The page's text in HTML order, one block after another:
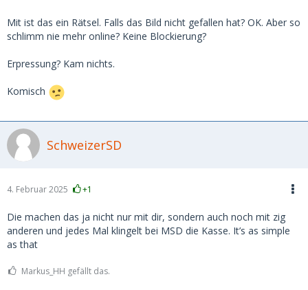
Mit ist das ein Rätsel. Falls das Bild nicht gefallen hat? OK. Aber so
schlimm nie mehr online? Keine Blockierung?
Erpressung? Kam nichts.
Komisch
SchweizerSD
4. Februar 2025 +1
Die machen das ja nicht nur mit dir, sondern auch noch mit zig
anderen und jedes Mal klingelt bei MSD die Kasse. It’s as simple
as that
Markus_HH gefällt das.